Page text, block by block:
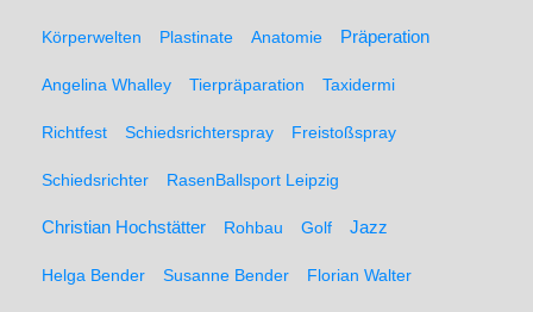
Körperwelten Plastinate Anatomie Präperation
Angelina Whalley Tierpräparation Taxidermi
Richtfest Schiedsrichterspray Freistoßspray
Schiedsrichter RasenBallsport Leipzig
Christian Hochstätter Rohbau Golf Jazz
Helga Bender Susanne Bender Florian Walter